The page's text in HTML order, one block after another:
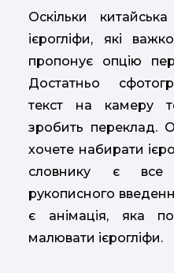
Оскільки
ієрогліфи, які
пропонує опцію
Достатньо
текст на камеру
зробить переклад.
хочете набирати
словнику є все
рукописного
є анімація, яка
малювати